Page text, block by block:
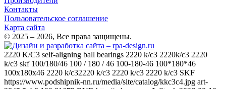
Контакты
Пользовательское соглашение
Карта сайта
© 2025 – 2026, Все права защищены.
2220 K/C3 self-aligning ball bearings 2220 k/c3 2220k/c3 2220
k/c3 skf 100/180/46 100 / 180 / 46 100-180-46 100*180*46
100x180x46 2220 k/c32220 k/c3 2220 k/c3 2220 k/c3 SKF
https://www.podshipnik-nn.ru/media/site/catalog/kkc3c4.jpg art-